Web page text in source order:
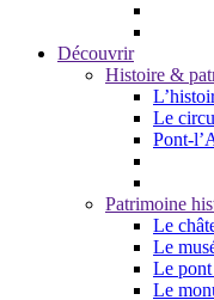
Découvrir
Histoire &
Le
Pont-
Patrimoine
Le
Le
Le
Le